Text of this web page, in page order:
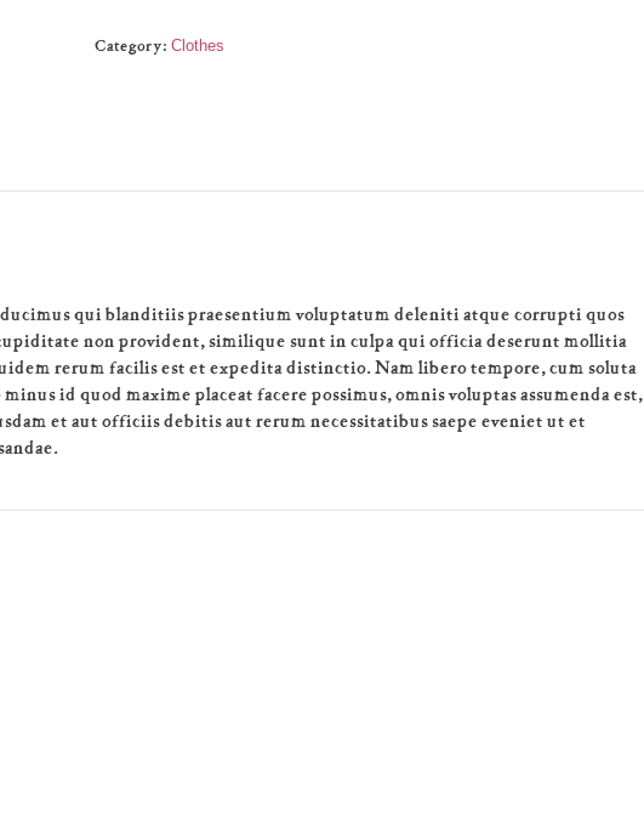
Category: Clothes
ducimus qui blanditiis praesentium voluptatum deleniti atque corrupti quos
non provident, similique sunt in culpa qui officia deserunt mollitia
rerum facilis est et expedita distinctio. Nam libero tempore, cum soluta
id quod maxime placeat facere possimus, omnis voluptas assumenda est,
et aut officiis debitis aut rerum necessitatibus saepe eveniet ut et